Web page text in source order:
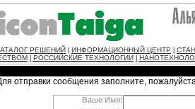
РЕШЕНИЙ ИНФОРМАЦИОННЫЙ ЦЕНТР
РОССИЙСКИЕ ТЕХНОЛОГИИ
отправки сообщения заполните,
Ваше Имя: